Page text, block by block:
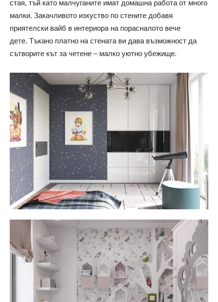
стая, тъй като малчуганите имат домашна работа от много
малки. Закачливото изкуство по стените добавя
приятелски вайб в интериора на порасналото вече
дете. Тъкано платно на стената ви дава възможност да
сътворите кът за четене – малко уютно убежище.